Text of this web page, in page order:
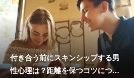
付き合う前にスキンシップする男
性心理は？距離を保つコツについ